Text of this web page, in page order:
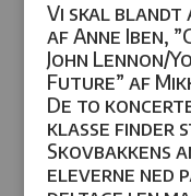
Vi skal blandt
af Anne Iben,
John Lennon/
Future” af
De to
klasse finder
Skovbakkens
eleverne ned